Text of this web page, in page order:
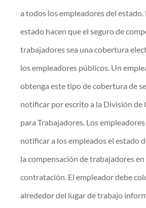
a todos los empleadores del
estado hacen que el seguro de
trabajadores sea una cobertura
los empleadores públicos. Un
obtenga este tipo de cobertura de
notificar por escrito a la División de
para Trabajadores. Los
notificar a los empleados el estado
la compensación de trabajadores
contratación. El empleador debe
alrededor del lugar de trabajo